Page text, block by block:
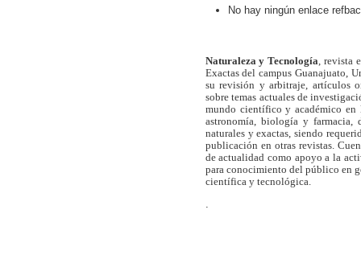
No hay ningún enlace
Naturaleza y Tecnología, revista
Exactas del campus Guanajuato,
su revisión y arbitraje, artículos
sobre temas actuales de
mundo científico y académico en
astronomía, biología y farmacia,
naturales y exactas, siendo
publicación en otras revistas.
de actualidad como apoyo a la
para conocimiento del público en
científica y tecnológica.